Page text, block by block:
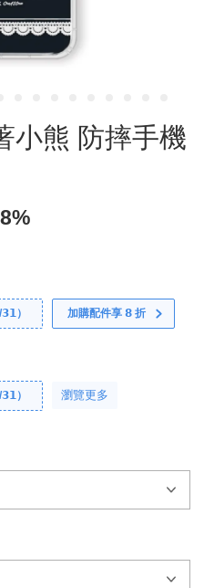
小熊 防摔手機
） 加購配件享 𝟴 折
） 瀏覽更多